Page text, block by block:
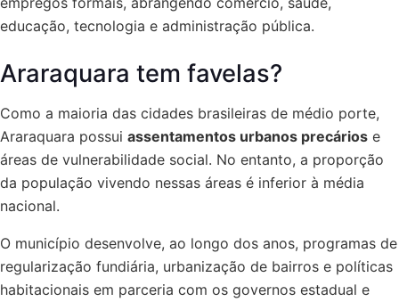
educação, tecnologia e administração pública.
Araraquara tem favelas?
Como a maioria das cidades brasileiras de médio porte,
Araraquara possui assentamentos urbanos precários e
áreas de vulnerabilidade social. No entanto, a proporção
da população vivendo nessas áreas é inferior à média
nacional.
O município desenvolve, ao longo dos anos, programas de
regularização fundiária, urbanização de bairros e políticas
habitacionais em parceria com os governos estadual e